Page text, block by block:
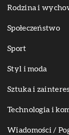
Rodzina i
Społeczeństwo
Sport
Styl i moda
Sztuka i
Technologia i
Wiadomości /